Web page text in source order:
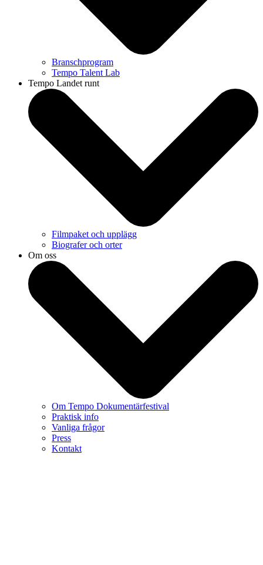
Branschprogram
Tempo Talent Lab
Tempo Landet runt
Filmpaket och upplägg
Biografer och orter
Om oss
Om Tempo Dokumentärfestival
Praktisk info
Vanliga frågor
Press
Kontakt